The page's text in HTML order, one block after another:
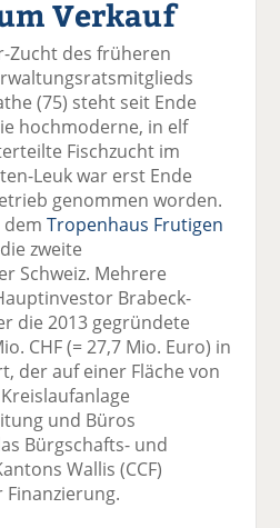
el
a
uf
F
ac
e
b
o
o
k
il
e
n
el
t
wi
tt
er
n
el
a
uf
Li
n
k
e
di
n
te
n
E
m
ai
v
er
se
e
n
Verkauf
Zucht des früheren
(75) steht seit Ende
hochmoderne, in elf
Fischzucht im
Leuk war erst Ende
genommen worden.
demTropenhaus Frutigen
zweite
Schweiz. Mehrere
Brabeck-
die 2013 gegründete
CHF (= 27,7 Mio. Euro) in
der auf einer Fläche von
und Büros
Bürgschafts- und
Wallis (CCF)